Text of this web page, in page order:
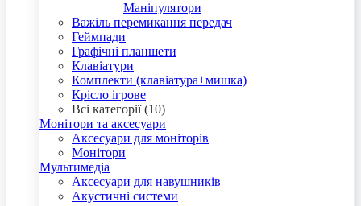
Маніпулятори
Важіль перемикання передач
Геймпади
Графічні планшети
Клавіатури
Комплекти (клавіатура+мишка)
Крісло ігрове
Всі категорії (10)
Монітори та аксесуари
Аксесуари для моніторів
Монітори
Мультимедіа
Аксесуари для навушників
Акустичні системи